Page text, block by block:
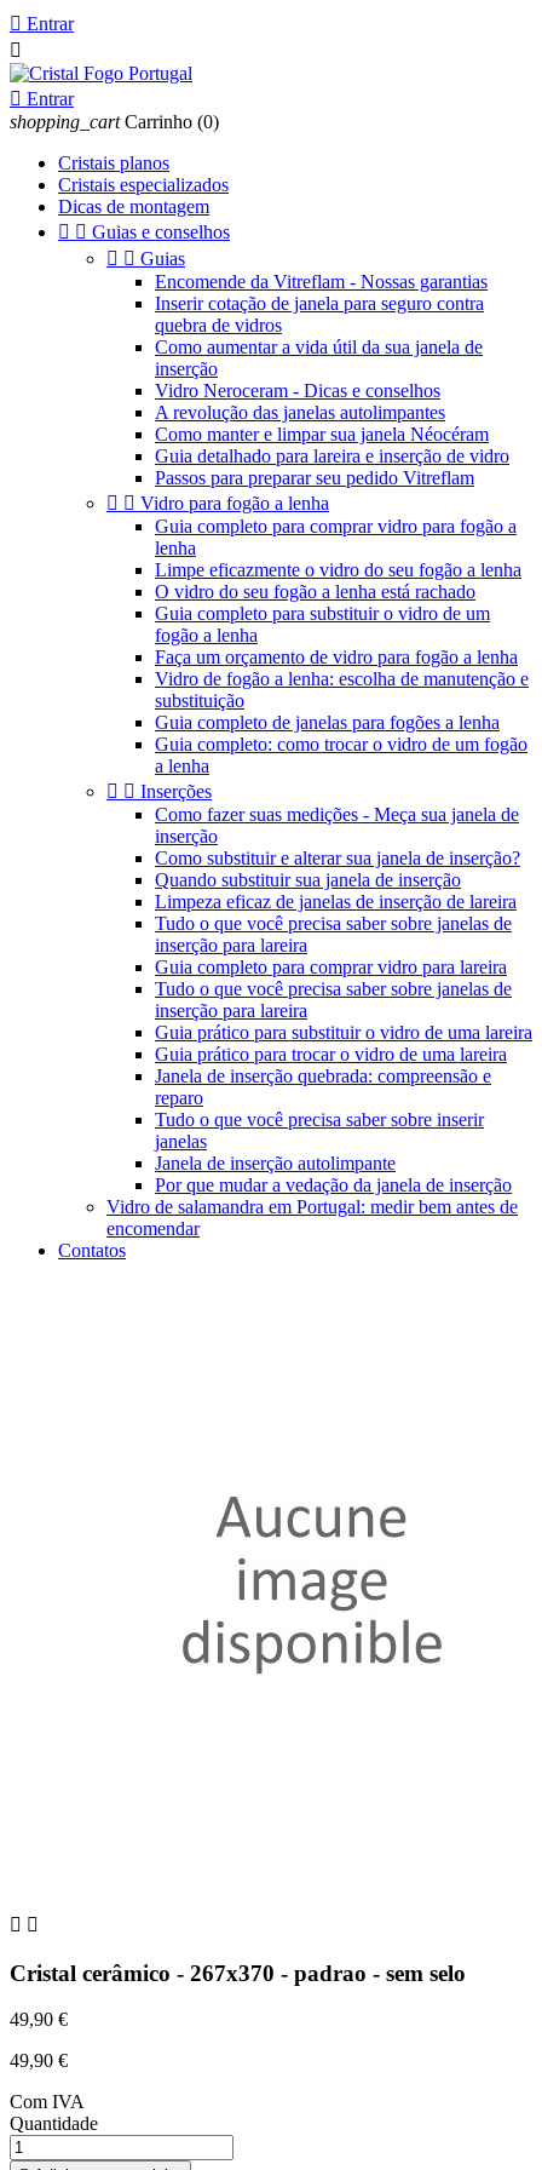
 Entrar

 Entrar
shopping_cart Carrinho (0)
Cristais planos
Cristais especializados
Dicas de montagem
  Guias e conselhos
  Guias
Encomende da Vitreflam - Nossas garantias
Inserir cotação de janela para seguro contra
quebra de vidros
Como aumentar a vida útil da sua janela de
inserção
Vidro Neroceram - Dicas e conselhos
A revolução das janelas autolimpantes
Como manter e limpar sua janela Néocéram
Guia detalhado para lareira e inserção de vidro
Passos para preparar seu pedido Vitreflam
  Vidro para fogão a lenha
Guia completo para comprar vidro para fogão a
lenha
Limpe eficazmente o vidro do seu fogão a lenha
O vidro do seu fogão a lenha está rachado
Guia completo para substituir o vidro de um
fogão a lenha
Faça um orçamento de vidro para fogão a lenha
Vidro de fogão a lenha: escolha de manutenção e
substituição
Guia completo de janelas para fogões a lenha
Guia completo: como trocar o vidro de um fogão
a lenha
  Inserções
Como fazer suas medições - Meça sua janela de
inserção
Como substituir e alterar sua janela de inserção?
Quando substituir sua janela de inserção
Limpeza eficaz de janelas de inserção de lareira
Tudo o que você precisa saber sobre janelas de
inserção para lareira
Guia completo para comprar vidro para lareira
Tudo o que você precisa saber sobre janelas de
inserção para lareira
Guia prático para substituir o vidro de uma lareira
Guia prático para trocar o vidro de uma lareira
Janela de inserção quebrada: compreensão e
reparo
Tudo o que você precisa saber sobre inserir
janelas
Janela de inserção autolimpante
Por que mudar a vedação da janela de inserção
Vidro de salamandra em Portugal: medir bem antes de
encomendar
Contatos
 
Cristal cerâmico - 267x370 - padrao - sem selo
49,90 €
49,90 €
Com IVA
Quantidade